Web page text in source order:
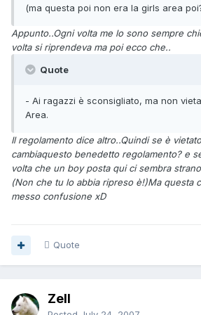
(ma questa poi non era la girls area
Appunto..Ogni volta me lo sono sempre
volta si riprendeva ma poi ecco che..
Quote
- Ai ragazzi è sconsigliato, ma non
Area.
Il regolamento dice altro..Quindi se è
cambiaquesto benedetto regolamento? e
volta che un boy posta qui ci sembra
(Non che tu lo abbia ripreso è!)Ma questa
messo confusione xD
Quote
Zell